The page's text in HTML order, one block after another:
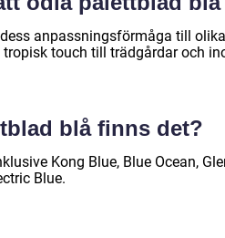
anpassningsförmåga till
touch till trädgårdar och
blå finns det?
Kong Blue, Blue Ocean,
Blue.